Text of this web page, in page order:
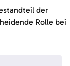
der
Rolle bei